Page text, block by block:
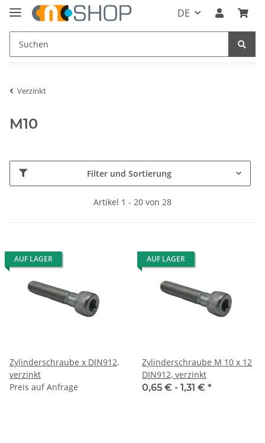
DE
Verzinkt
M10
Filter und Sortierung
Artikel 1 - 20 von 28
AUF LAGER
Zylinderschraube x DIN912,
verzinkt
Preis auf Anfrage
AUF LAGER
Zylinderschraube M 10 x 12
DIN912, verzinkt
0,65 € - 1,31 € *